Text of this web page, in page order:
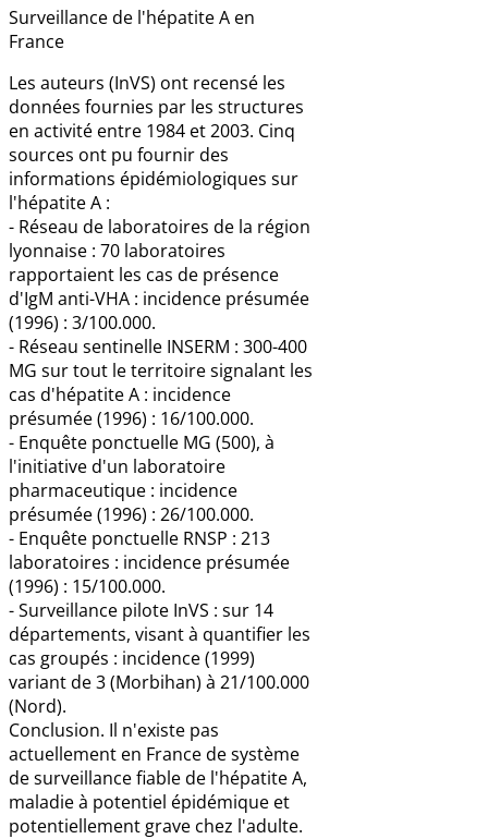
Surveillance de l'hépatite A en
France
Les auteurs (InVS) ont recensé les
données fournies par les structures
en activité entre 1984 et 2003. Cinq
sources ont pu fournir des
informations épidémiologiques sur
l'hépatite A :
- Réseau de laboratoires de la région
lyonnaise : 70 laboratoires
rapportaient les cas de présence
d'IgM anti-VHA : incidence présumée
(1996) : 3/100.000.
- Réseau sentinelle INSERM : 300-400
MG sur tout le territoire signalant les
cas d'hépatite A : incidence
présumée (1996) : 16/100.000.
- Enquête ponctuelle MG (500), à
l'initiative d'un laboratoire
pharmaceutique : incidence
présumée (1996) : 26/100.000.
- Enquête ponctuelle RNSP : 213
laboratoires : incidence présumée
(1996) : 15/100.000.
- Surveillance pilote InVS : sur 14
départements, visant à quantifier les
cas groupés : incidence (1999)
variant de 3 (Morbihan) à 21/100.000
(Nord).
Conclusion. Il n'existe pas
actuellement en France de système
de surveillance fiable de l'hépatite A,
maladie à potentiel épidémique et
potentiellement grave chez l'adulte.